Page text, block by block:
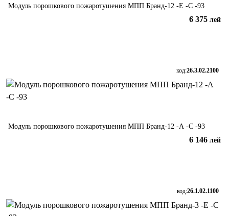
Модуль порошкового пожаротушения МПП Бранд-12 -Е -С -93
6 375 лей
код:26.3.02.2100
Модуль порошкового пожаротушения МПП Бранд-12 -А -С -93
6 146 лей
код:26.1.02.1100